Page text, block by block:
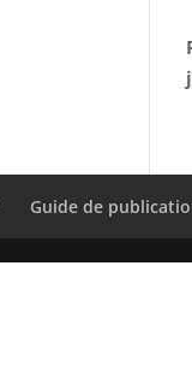
Guide de